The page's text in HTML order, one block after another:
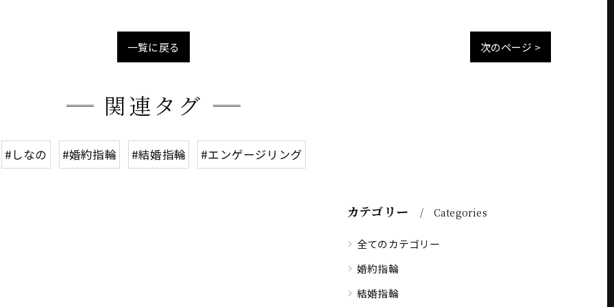
一覧に戻る 次のページ >
関連タグ
#しなの #婚約指輪 #結婚指輪 #エンゲージリング
カテゴリー Categories
全てのカテゴリー
婚約指輪
結婚指輪